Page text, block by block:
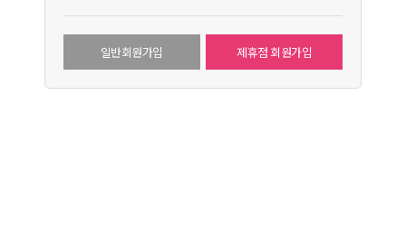
일반회원가입 제휴점 회원가입